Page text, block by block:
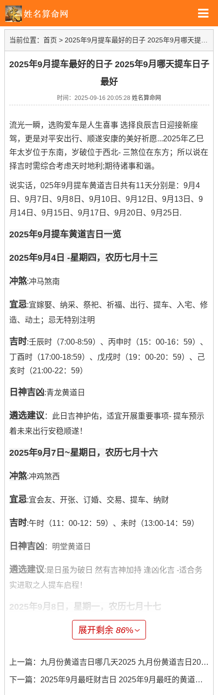
当前位置： 首页 > 2025年9月提车最好的日子 2025年9月哪天提车日子最好
2025年9月提车最好的日子 2025年9月哪天提车日子
最好
时间：2025-09-16 20:05:28 姓名算命网
流光一瞬，选购爱车是人生喜事 选择良辰吉日迎接新座
驾，更是对平安出行、顺遂安康的美好祈愿...2025年乙巳
年太岁位于东南，岁破位于西北- 三煞位在东方；所以说在
择吉时需综合考虑天时地利;期待诸事和谐。
说实话，025年9月提车黄道吉日共有11天分别是：9月4
日、9月7日、9月8日、9月10日、9月12日、9月13日、9
月14日、9月15日、9月17日、9月20日、9月25日.
2025年9月提车黄道吉日一览
2025年9月4日 -星期四，农历七月十三
冲煞:冲马煞南
宜忌:宜嫁娶、纳采、祭祀、祈福、出行、提车、入宅、修
造、动土；忌无特别注明
吉时:壬辰时（7:00-8:59）、丙申时（15：00-16：59）、
丁酉时（17:00-18:59）、戊戌时（19：00-20：59）、己
亥时（21:00-22：59）
日神吉凶:青龙黄道日
遴选建议 ：此日吉神护佑，适宜开展重要事项- 提车预示
着未来出行安稳顺遂！
2025年9月7日~星期日，农历七月十六
冲煞:冲鸡煞西
宜忌:宜会友、开张、订婚、交易、提车、纳财
吉时:午时（11：00-12：59）、未时（13:00-14：59）
日神吉凶 ：明堂黄道日
遴选建议:是日虽为破日 然有吉神加持 逢凶化吉 -适合务
实进取之人提车启程！
2025年9月8日，星期一，农历七月十七
展开剩余86%
上一篇： 九月份黄道吉日哪几天2025 九月份黄道吉日2025年
下一篇： 2025年9月最旺财吉日 2025年9月最旺的黄道吉日